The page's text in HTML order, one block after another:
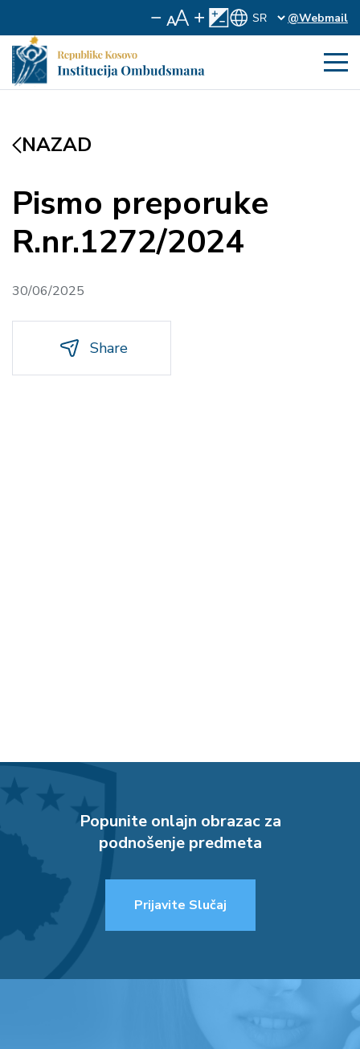
@Webmail
NAZAD
Pismo preporuke
R.nr.1272/2024
30/06/2025
Share
Popunite onlajn obrazac za
podnošenje predmeta
Prijavite Slučaj